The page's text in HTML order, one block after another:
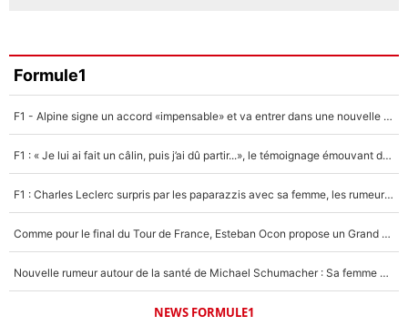
Formule1
F1 - Alpine signe un accord «impensable» et va entrer dans une nouvelle dimension : Grande nouvelle pour Pierre Gasly !
F1 : « Je lui ai fait un câlin, puis j’ai dû partir...», le témoignage émouvant de Max Verstappen sur sa fille
F1 : Charles Leclerc surpris par les paparazzis avec sa femme, les rumeurs étaient vraies !
Comme pour le final du Tour de France, Esteban Ocon propose un Grand Prix de Formule 1 à Paris : «Autour de l’Arc de Triomphe, ce serait génial» !
Nouvelle rumeur autour de la santé de Michael Schumacher : Sa femme Corinna sort du silence
NEWS FORMULE1